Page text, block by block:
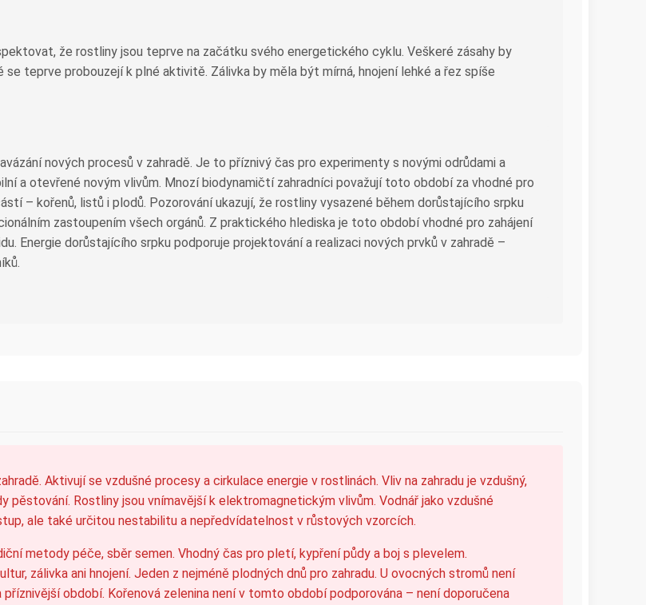
že rostliny jsou teprve na začátku svého energetického cyklu. Veškeré zásahy by
teprve probouzejí k plné aktivitě. Zálivka by měla být mírná, hnojení lehké a řez spíše
nových procesů v zahradě. Je to příznivý čas pro experimenty s novými odrůdami a
a otevřené novým vlivům. Mnozí biodynamičtí zahradníci považují toto období za vhodné pro
– kořenů, listů i plodů. Pozorování ukazují, že rostliny vysazené během dorůstajícího srpku
zastoupením všech orgánů. Z praktického hlediska je toto období vhodné pro zahájení
Energie dorůstajícího srpku podporuje projektování a realizaci nových prvků v zahradě –
Aktivují se vzdušné procesy a cirkulace energie v rostlinách. Vliv na zahradu je vzdušný,
Rostliny jsou vnímavější k elektromagnetickým vlivům. Vodnář jako vzdušné
ale také určitou nestabilitu a nepředvídatelnost v růstových vzorcích.
metody péče, sběr semen. Vhodný čas pro pletí, kypření půdy a boj s plevelem.
zálivka ani hnojení. Jeden z nejméně plodných dnů pro zahradu. U ovocných stromů není
období. Kořenová zelenina není v tomto období podporována – není doporučena